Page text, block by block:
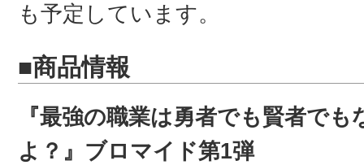
も予定しています。
■商品情報
『最強の職業は勇者でも賢者で
よ？』ブロマイド第1弾